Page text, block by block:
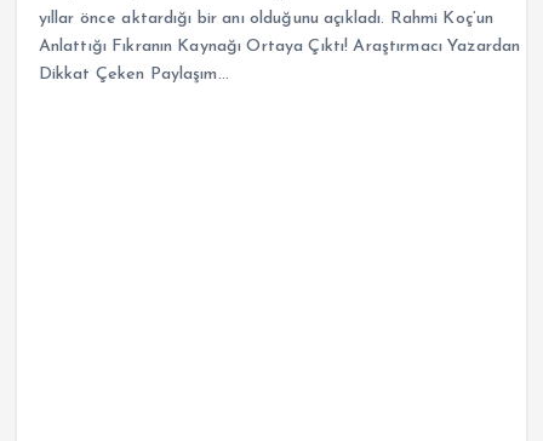
yıllar önce aktardığı bir anı olduğunu açıkladı. Rahmi Koç’un
Anlattığı Fıkranın Kaynağı Ortaya Çıktı! Araştırmacı Yazardan
Dikkat Çeken Paylaşım…